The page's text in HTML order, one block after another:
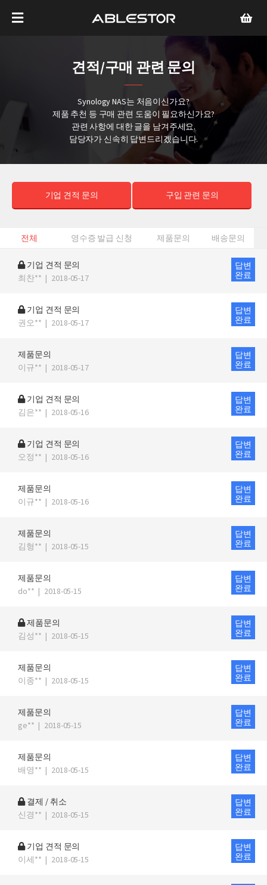
견적/구매 관련 문의
Synology NAS는 처음이신가요?
제품 추천 등 구매 관련 도움이 필요하신가요?
관련 사항에 대한 글을 남겨주세요.
담당자가 신속히 답변드리겠습니다.
기업 견적 문의 구입 관련 문의
전체 영수증 발급 신청 제품문의 배송문의
기업 견적 문의
최찬** | 2018-05-17
답변
완료
기업 견적 문의
권오** | 2018-05-17
답변
완료
제품문의
이규** | 2018-05-17
답변
완료
기업 견적 문의
김은** | 2018-05-16
답변
완료
기업 견적 문의
오정** | 2018-05-16
답변
완료
제품문의
이규** | 2018-05-16
답변
완료
제품문의
김형** | 2018-05-15
답변
완료
제품문의
do** | 2018-05-15
답변
완료
제품문의
김성** | 2018-05-15
답변
완료
제품문의
이종** | 2018-05-15
답변
완료
제품문의
ge** | 2018-05-15
답변
완료
제품문의
배영** | 2018-05-15
답변
완료
결제 / 취소
신경** | 2018-05-15
답변
완료
기업 견적 문의
이세** | 2018-05-15
답변
완료